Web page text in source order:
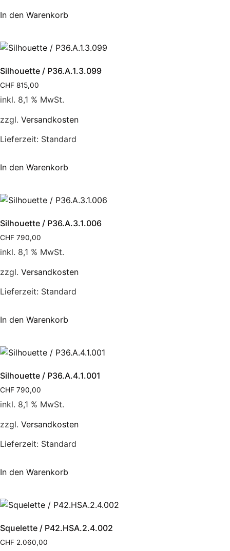
In den Warenkorb
Silhouette / P36.A.1.3.099
CHF 815,00
inkl. 8,1 % MwSt.
zzgl. Versandkosten
Lieferzeit: Standard
In den Warenkorb
Silhouette / P36.A.3.1.006
CHF 790,00
inkl. 8,1 % MwSt.
zzgl. Versandkosten
Lieferzeit: Standard
In den Warenkorb
Silhouette / P36.A.4.1.001
CHF 790,00
inkl. 8,1 % MwSt.
zzgl. Versandkosten
Lieferzeit: Standard
In den Warenkorb
Squelette / P42.HSA.2.4.002
CHF 2.060,00